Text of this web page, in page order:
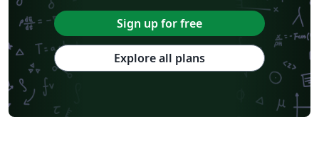
Sign up for free
Explore all plans